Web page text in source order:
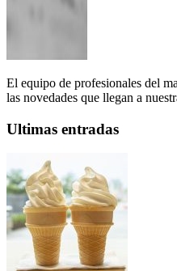
El equipo de profesionales del
las novedades que llegan a
Ultimas entradas